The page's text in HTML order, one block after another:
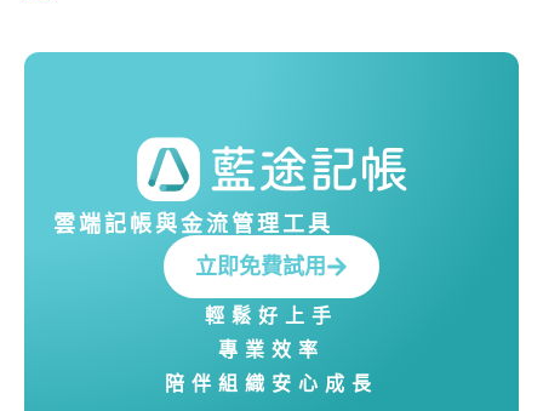
雲端記帳與金流管理工具
立即免費試用
輕鬆好上手
專業效率
陪伴組織安心成長